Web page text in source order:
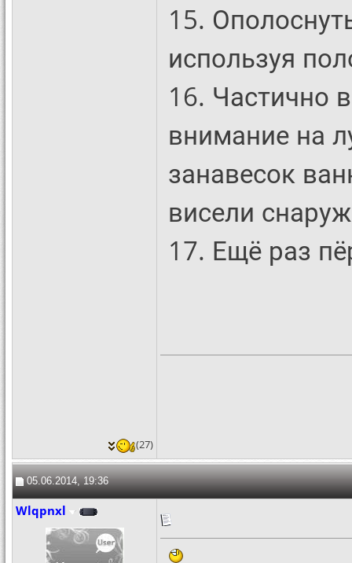
15.
используя
16. Частично
внимание на
занавесок
висели
17. Ещё раз
(27)
05.06.2014, 19:36
Wlqpnxl